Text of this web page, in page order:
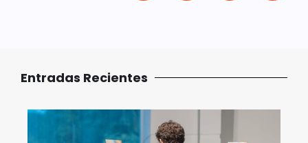
Entradas Recientes